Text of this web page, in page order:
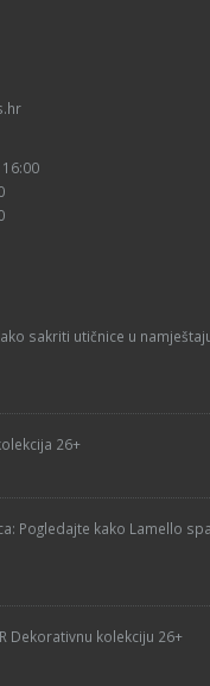
16:00
sakriti utičnice u
26+
Pogledajte kako Lamello
Dekorativnu kolekciju 26+